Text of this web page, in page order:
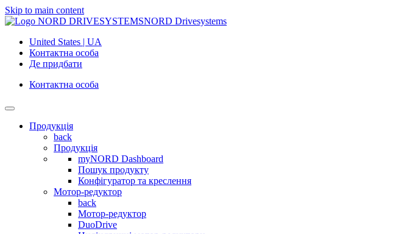
Skip to main content
NORD Drivesystems
United States | UA
Контактна особа
Де придбати
Контактна особа
Продукція
back
Продукція
myNORD Dashboard
Пошук продукту
Конфігуратор та креслення
Мотор-редуктор
back
Мотор-редуктор
DuoDrive